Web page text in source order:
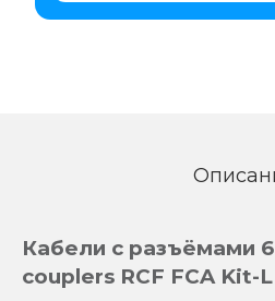
Кабели с разъёмами
couplers RCF FCA Kit-L